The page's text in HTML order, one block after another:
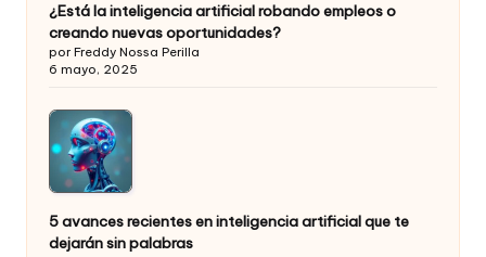
¿Está la inteligencia artificial robando empleos o
creando nuevas oportunidades?
por Freddy Nossa Perilla
6 mayo, 2025
5 avances recientes en inteligencia artificial que te
dejarán sin palabras